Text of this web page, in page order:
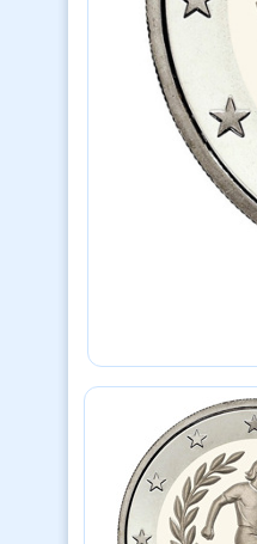
Previous